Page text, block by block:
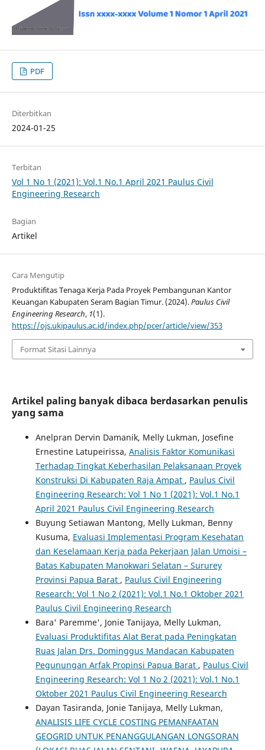
PDF
Diterbitkan
2024-01-25
Terbitan
Vol 1 No 1 (2021): Vol.1 No.1 April 2021 Paulus Civil
Engineering Research
Bagian
Artikel
Cara Mengutip
Produktifitas Tenaga Kerja Pada Proyek Pembangunan Kantor
Keuangan Kabupaten Seram Bagian Timur. (2024).Paulus Civil
Engineering Research, 1(1).
https://ojs.ukipaulus.ac.id/index.php/pcer/article/view/353
Format Sitasi Lainnya
Artikel paling banyak dibaca berdasarkan penulis
yang sama
Anelpran Dervin Damanik, Melly Lukman, Josefine
Ernestine Latupeirissa, Analisis Faktor Komunikasi
Terhadap Tingkat Keberhasilan Pelaksanaan Proyek
Konstruksi Di Kabupaten Raja Ampat , Paulus Civil
Engineering Research: Vol 1 No 1 (2021): Vol.1 No.1
April 2021 Paulus Civil Engineering Research
Buyung Setiawan Mantong, Melly Lukman, Benny
Kusuma, Evaluasi Implementasi Program Kesehatan
dan Keselamaan Kerja pada Pekerjaan Jalan Umoisi –
Batas Kabupaten Manokwari Selatan – Sururey
Provinsi Papua Barat , Paulus Civil Engineering
Research: Vol 1 No 2 (2021): Vol.1 No.1 Oktober 2021
Paulus Civil Engineering Research
Bara' Paremme', Jonie Tanijaya, Melly Lukman,
Evaluasi Produktifitas Alat Berat pada Peningkatan
Ruas Jalan Drs. Dominggus Mandacan Kabupaten
Pegunungan Arfak Propinsi Papua Barat , Paulus Civil
Engineering Research: Vol 1 No 2 (2021): Vol.1 No.1
Oktober 2021 Paulus Civil Engineering Research
Dayan Tasiranda, Jonie Tanijaya, Melly Lukman,
ANALISIS LIFE CYCLE COSTING PEMANFAATAN
GEOGRID UNTUK PENANGGULANGAN LONGSORAN